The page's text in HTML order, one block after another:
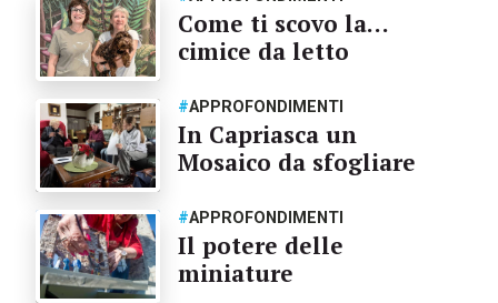
Come ti scovo la…
cimice da letto
#APPROFONDIMENTI
In Capriasca un
Mosaico da sfogliare
#APPROFONDIMENTI
Il potere delle
miniature